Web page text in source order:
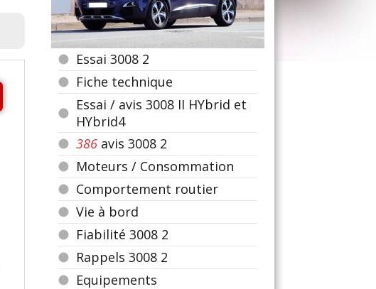
Essai 3008 2
Fiche technique
Essai / avis 3008 II HYbrid et
HYbrid4
386 avis 3008 2
Moteurs / Consommation
Comportement routier
Vie à bord
Fiabilité 3008 2
Rappels 3008 2
Equipements